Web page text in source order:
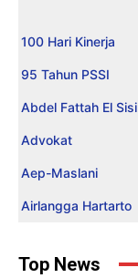
100 Hari Kinerja
95 Tahun PSSI
Abdel Fattah El Sisi
Advokat
Aep-Maslani
Airlangga Hartarto
Top News